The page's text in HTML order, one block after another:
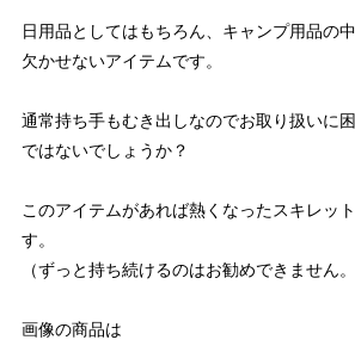
日用品としてはもちろん、キャンプ用品の
欠かせないアイテムです。
通常持ち手もむき出しなのでお取り扱いに
ではないでしょうか？
このアイテムがあれば熱くなったスキレッ
す。
（ずっと持ち続けるのはお勧めできません。
画像の商品は